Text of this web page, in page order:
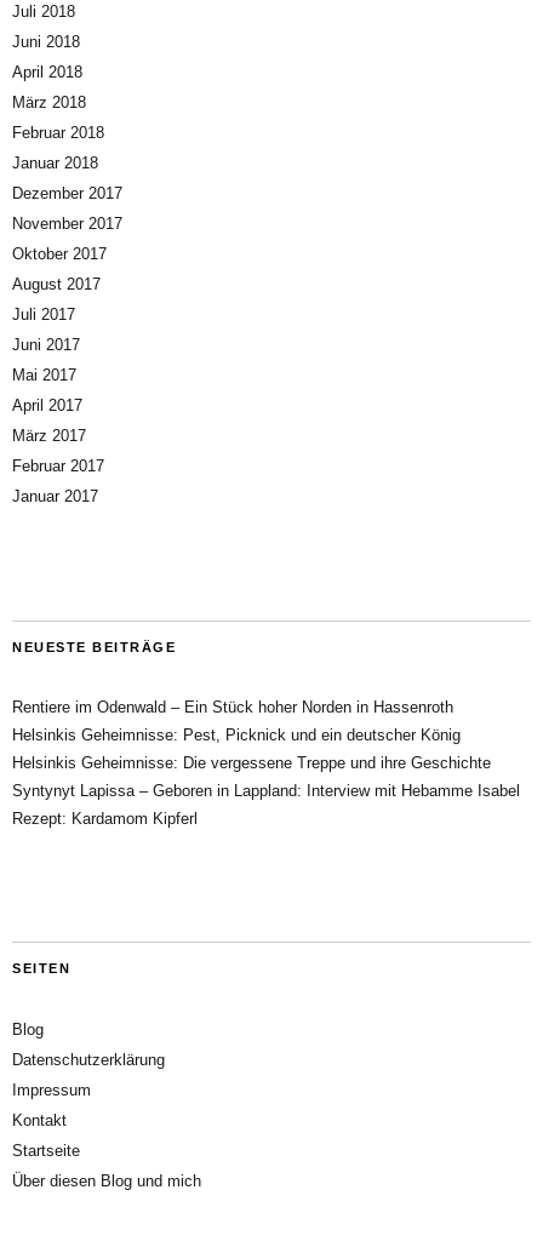
Juli 2018
Juni 2018
April 2018
März 2018
Februar 2018
Januar 2018
Dezember 2017
November 2017
Oktober 2017
August 2017
Juli 2017
Juni 2017
Mai 2017
April 2017
März 2017
Februar 2017
Januar 2017
NEUESTE BEITRÄGE
Rentiere im Odenwald – Ein Stück hoher Norden in Hassenroth
Helsinkis Geheimnisse: Pest, Picknick und ein deutscher König
Helsinkis Geheimnisse: Die vergessene Treppe und ihre Geschichte
Syntynyt Lapissa – Geboren in Lappland: Interview mit Hebamme Isabel
Rezept: Kardamom Kipferl
SEITEN
Blog
Datenschutzerklärung
Impressum
Kontakt
Startseite
Über diesen Blog und mich